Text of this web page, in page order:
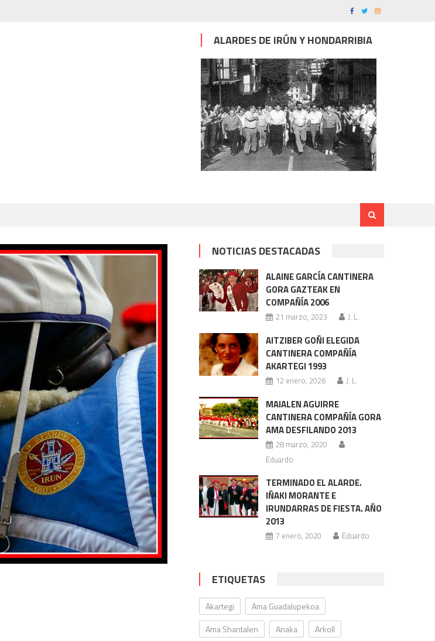
ALARDES DE IRÚN Y HONDARRIBIA
NOTICIAS DESTACADAS
ALAINE GARCÍA CANTINERA
GORA GAZTEAK EN
COMPAÑÍA 2006
21 marzo, 2023 J. L.
AITZIBER GOÑI ELEGIDA
CANTINERA COMPAÑÍA
AKARTEGI 1993
12 enero, 2026 J. L.
MAIALEN AGUIRRE
CANTINERA COMPAÑÍA GORA
AMA DESFILANDO 2013
28 marzo, 2020
Eduardo
TERMINADO EL ALARDE.
IÑAKI MORANTE E
IRUNDARRAS DE FIESTA. AÑO
2013
7 enero, 2020 Eduardo
ETIQUETAS
Akartegi
Ama Guadalupekoa
Ama Shantalen
Anaka
Arkoll